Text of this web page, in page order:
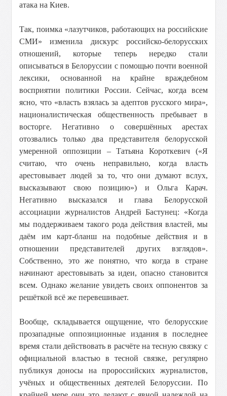
атака на Киев.
Так, поимка «лазутчиков, работающих на российские
СМИ» изменила дискурс российско-белорусских
отношений, которые теперь нередко стали
описываться в Белоруссии с помощью почти военной
лексики, основанной на крайне враждебном
восприятии политики России. Сейчас, когда всем
ясно, что «власть взялась за адептов русского мира»,
националистическая общественность пребывает в
восторге. Негативно о совершённых арестах
отозвались только два представителя белорусской
умеренной оппозиции – Татьяна Короткевич («Я
считаю, что очень неправильно, когда власть
арестовывает людей за то, что они думают вслух,
высказывают свою позицию») и Ольга Карач.
Негативно высказался и глава Белорусской
ассоциации журналистов Андрей Бастунец: «Когда
мы поддерживаем такого рода действия властей, мы
даём им карт-бланш на подобные действия и в
отношении представителей других взглядов».
Собственно, это же понятно, что когда в стране
начинают арестовывать за идеи, опасно становится
всем. Однако желание увидеть своих оппонентов за
решёткой всё же перевешивает.
Вообще, складывается ощущение, что белорусские
прозападные оппозиционные издания в последнее
время стали действовать в расчёте на тесную связку с
официальной властью в тесной связке, регулярно
публикуя доносы на пророссийских журналистов,
учёных и общественных деятелей Белоруссии. По